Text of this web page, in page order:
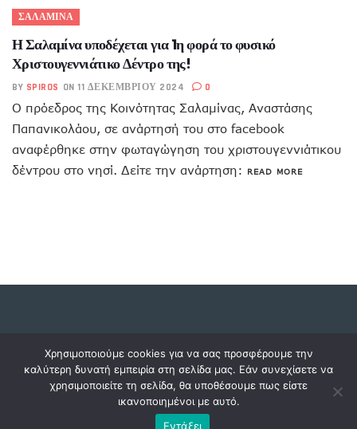
ΣΑΛΑΜΙΝΑ
Η Σαλαμίνα υποδέχεται για 1η φορά το φυσικό
Χριστουγεννιάτικο Δέντρο της!
BY SPIROS ON 11 ΔΕΚΕΜΒΡΊΟΥ 2024 0
Ο πρόεδρος της Κοινότητας Σαλαμίνας, Αναστάσης
Παπανικολάου, σε ανάρτησή του στο facebook
αναφέρθηκε στην φωταγώγηση του χριστουγεννιάτικου
δέντρου στο νησί. Δείτε την ανάρτηση:
READ MORE
Copyright © 2023 dossiers.gr. All rights reserved.
Χρησιμοποιούμε cookies για να σας προσφέρουμε την
καλύτερη δυνατή εμπειρία στη σελίδα μας. Εάν συνεχίσετε να
χρησιμοποιείτε τη σελίδα, θα υποθέσουμε πως είστε
ικανοποιημένοι με αυτό.
Εντάξει